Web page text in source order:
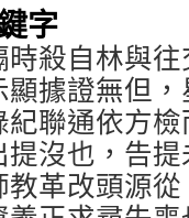
字
時殺自林與
顯據證無但
紀聯通依方
提沒也，告
教革改頭源